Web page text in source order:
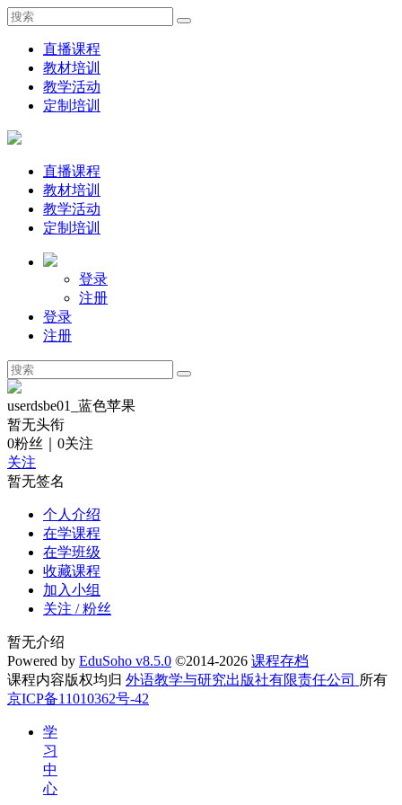
直播课程
教材培训
教学活动
定制培训
直播课程
教材培训
教学活动
定制培训
登录
注册
登录
注册
userdsbe01_蓝色苹果
暂无头衔
0粉丝 0关注
关注
暂无签名
个人介绍
在学课程
在学班级
收藏课程
加入小组
关注 / 粉丝
暂无介绍
Powered by EduSoho v8.5.0 ©2014-2026 课程存档
课程内容版权均归 外语教学与研究出版社有限责任公司 所有
京ICP备11010362号-42
学
习
中
心